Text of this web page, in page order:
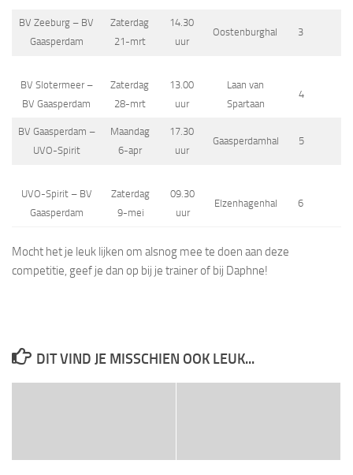
BV Zeeburg – BV
Gaasperdam
Zaterdag
21-mrt
14.30
uur
Oostenburghal 3
BV Slotermeer –
BV Gaasperdam
Zaterdag
28-mrt
13.00
uur
Laan van
Spartaan
4
BV Gaasperdam –
UVO-Spirit
Maandag
6-apr
17.30
uur
Gaasperdamhal 5
UVO-Spirit – BV
Gaasperdam
Zaterdag
9-mei
09.30
uur
Elzenhagenhal 6
Mocht het je leuk lijken om alsnog mee te doen aan deze
competitie, geef je dan op bij je trainer of bij Daphne!
DIT VIND JE MISSCHIEN OOK LEUK...